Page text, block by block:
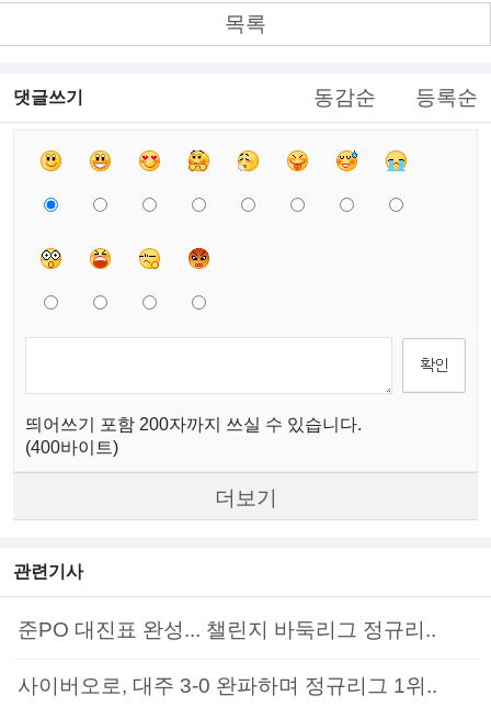
목록
댓글쓰기 동감순 등록순
띄어쓰기 포함 200자까지 쓰실 수 있습니다.
(400바이트)
더보기
관련기사
준PO 대진표 완성... 챌린지 바둑리그 정규리..
사이버오로, 대주 3-0 완파하며 정규리그 1위..